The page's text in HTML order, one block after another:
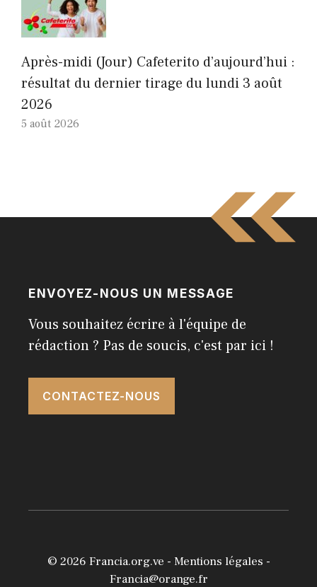
Après-midi (Jour) Cafeterito d’aujourd’hui :
résultat du dernier tirage du lundi 3 août
2026
5 août 2026
ENVOYEZ-NOUS UN MESSAGE
Vous souhaitez écrire à l'équipe de
rédaction ? Pas de soucis, c'est par ici !
CONTACTEZ-NOUS
© 2026 Francia.org.ve - Mentions légales -
Francia@orange.fr